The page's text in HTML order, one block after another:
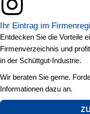
Ihr Eintrag im
Entdecken Sie die Vorteile
Firmenverzeichnis und
in der Schüttgut-Industrie.
Wir beraten Sie gerne.
Informationen dazu an.